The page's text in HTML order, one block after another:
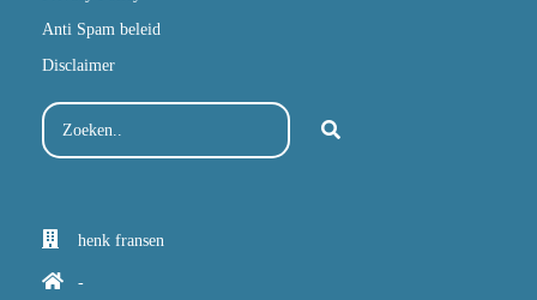
Anti Spam beleid
Disclaimer
henk fransen
-